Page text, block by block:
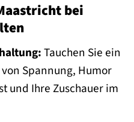
bei
Tauchen Sie ein
Spannung, Humor
und Ihre Zuschauer im